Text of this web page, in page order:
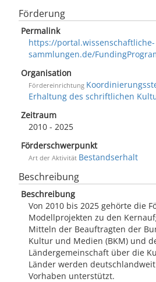
Förderung
Permalink
https://portal.wissenschaftliche-
sammlungen.de/
Organisation
Fördereinrichtung
Erhaltung des schriftlichen
Zeitraum
2010 - 2025
Förderschwerpunkt
Art der Aktivität Bestandserhalt
Beschreibung
Beschreibung
Von 2010 bis 2025 gehörte die
Modellprojekten zu den
Mitteln der Beauftragten der
Kultur und Medien (BKM) und
Ländergemeinschaft über die
Länder werden
Vorhaben unterstützt.